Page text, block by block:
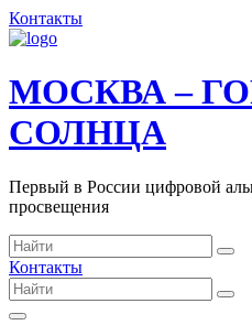
Контакты
МОСКВА –
СОЛНЦА
Первый в России цифровой
просвещения
Контакты